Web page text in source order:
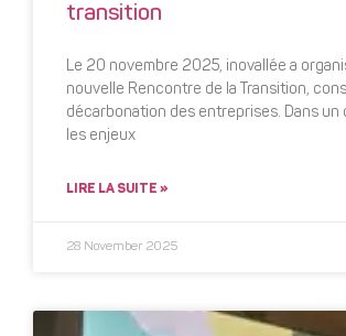
transition
Le 20 novembre 2025, inovallée a
nouvelle Rencontre de la Transition,
décarbonation des entreprises. Dans un
les enjeux
LIRE LA SUITE »
28 November 2025